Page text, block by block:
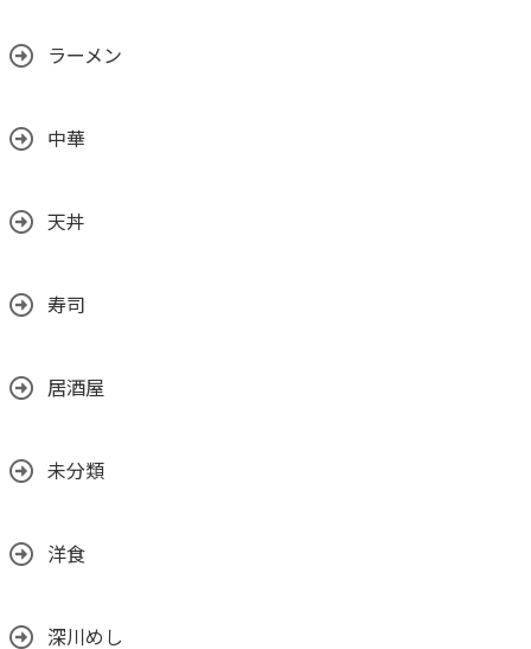
ラーメン
中華
天丼
寿司
居酒屋
未分類
洋食
深川めし